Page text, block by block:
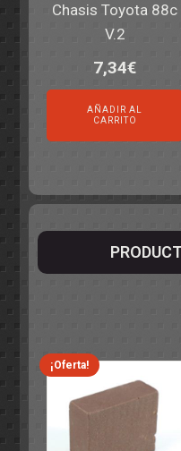
Chasis Toyota 88c
V.2
7,34€
AÑADIR AL
CARRITO
¡Oferta!